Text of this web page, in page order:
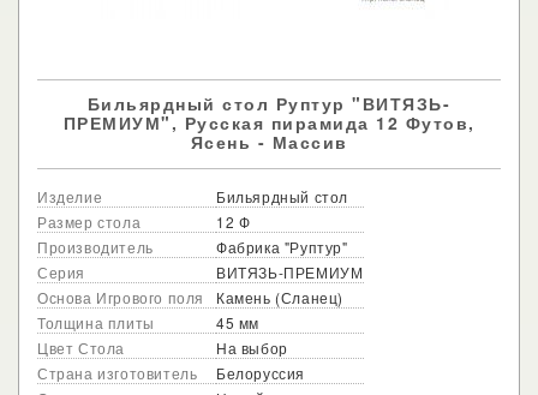
Бильярдный стол Руптур "ВИТЯЗЬ-
ПРЕМИУМ", Русская пирамида 12 Футов,
Ясень - Массив
Изделие
Бильярдный стол
Размер стола
12 Ф
Производитель
Фабрика "Руптур"
Серия
ВИТЯЗЬ-ПРЕМИУМ
Основа Игрового поля
Камень (Сланец)
Толщина плиты
45 мм
Цвет Стола
На выбор
Страна изготовитель
Белоруссия